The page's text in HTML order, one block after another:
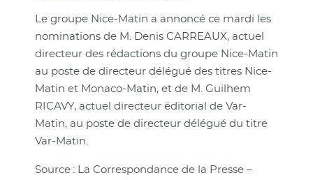
Le groupe Nice-Matin a annoncé ce mardi les
nominations de M. Denis CARREAUX, actuel
directeur des rédactions du groupe Nice-Matin
au poste de directeur délégué des titres Nice-
Matin et Monaco-Matin, et de M. Guilhem
RICAVY, actuel directeur éditorial de Var-
Matin, au poste de directeur délégué du titre
Var-Matin.
Source : La Correspondance de la Presse –